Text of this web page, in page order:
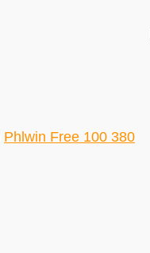
Phlwin Free 100 380